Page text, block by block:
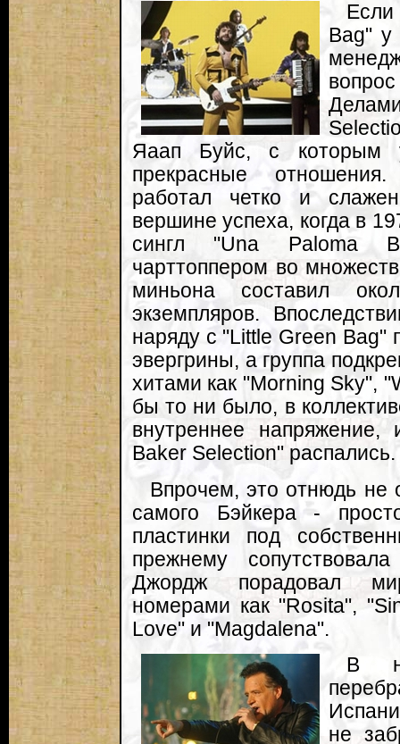
Bag"
Яаап Буйс, с которым
прекрасные
работал четко и
вершине успеха, когда в
сингл "Una Paloma
чарттоппером во
миньона составил
экземпляров.
наряду с "Little Green Bag"
эвергрины, а группа
хитами как "Morning Sky",
бы то ни было, в
внутреннее
Baker Selection" распались.
Впрочем, это отнюдь не
самого Бэйкера -
пластинки под
прежнему
Джордж порадовал
номерами как "Rosita",
Love" и "Magdalena".
В
не